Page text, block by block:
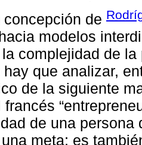
concepción de
modelos
complejidad de
hay que analizar,
de la siguiente
de una
meta; es